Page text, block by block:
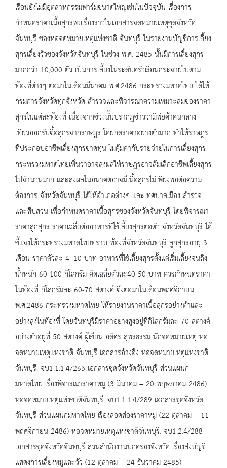
เรือนยังไม่มีอุตสาหกรรมฟาร์มขนาดใหญ่เช่นในปัจจุบัน เรื่องการ
กำหนดราคาเนื้อสุกรพบเรื่องราวในเอกสารจดหมายเหตุชุดจังหวัด
จันทบุรี ของหอจดหมายเหตุแห่งชาติ จันทบุรี ในรายงานบัญชีการเลี้ยง
สุกรเลี้ยงวัวของจังหวัดจันทบุรี ในช่วง พ.ศ. 2485 นั้นมีการเลี้ยงสุกร
มากกว่า 10,000 ตัว เป็นการเลี้ยงในระดับครัวเรือนกระจายไปตาม
ท้องที่ต่างๆ ต่อมาในเดือนมีนาคม พ.ศ.2486 กระทรวงมหาดไทย ได้ให้
กรมการจังหวัดทุกจังหวัด สำรวจและพิจารณาความเหมาะสมของราคา
สุกรในแต่ละท้องที่ เนื่องจากช่วงนั้นปรากฎข่าวว่ามีพ่อค้าคนกลาง
เที่ยวออกรับซื้อสุกรจากราษฎร โดยกดราคาอย่างต่ำมาก ทำให้ราษฎร
ที่ประกอบอาชีพเลี้ยงสุกรขาดทุน ไม่คุ้มค่ากับรายจ่ายในการเลี้ยงสุกร
กระทรวงมหาดไทยเห็นว่าอาจส่งผลให้ราษฎรอาจล้มเลิกอาชีพเลี้ยงสุกร
ไปจำนวนมาก และส่งผลในอนาคตอาจมีเนื้อสุกรไม่เพียงพอต่อความ
ต้องการ จังหวัดจันทบุรี ได้ให้อำเภอต่างๆ และเทศบาลเมือง สำรวจ
และสืบสวน เพื่อกำหนดราคาเนื้อสุกรของจังหวัดจันทบุรี โดยพิจารณา
ราคาลูกสุกร ราคาเฉลี่ยต่ออาหารที่ใช้เลี้ยงสุกรต่อตัว จังหวัดจันทบุรี ได้
ชี้แจงให้กระทรวงมหาดไทยทราบ ท้องที่จังหวัดจันทบุรี ลูกสุกรอายุ 3
เดือน ราคาตัวละ 4–10 บาท อาหารที่ใช้เลี้ยงสุกรตั้งแต่เริ่มเลี้ยงจนถึง
น้ำหนัก 60-100 กิโลกรัม คิดเฉลี่ยตัวละ40-50 บาท ควรกำหนดราคา
ในท้องที่ กิโลกรัมละ 60-70 สตางค์ ซึ่งต่อมาในเดือนพฤศจิกายน
พ.ศ.2486 กระทรวงมหาดไทย ให้รายงานราคาเนื้อสุกรอย่างต่ำและ
อย่างสูงในท้องที่ โดยจันทบุรีมีราคาอย่างสูงอยู่ที่กิโลกรัมละ 70 สตางค์
อย่างต่ำอยู่ที่ 50 สตางค์ ผู้เขียน อดิศร สุพรธรรม นักจดหมายเหตุ หอ
จดหมายเหตุแห่งชาติ จันทบุรี เอกสารอ้างอิง หอจดหมายเหตุแห่งชาติ
จันทบุรี. จบ1.1.1.4/263 เอกสารชุดจังหวัดจันทบุรี ส่วนแผนก
มหาดไทย เรื่องพิจารณาราคาหมู (3 มีนาคม – 20 พฤษภาคม 2486)
หอจดหมายเหตุแห่งชาติจันทบุรี. จบ1.1.1.4/289 เอกสารชุดจังหวัด
จันทบุรี ส่วนแผนกมหาดไทย เรื่องสอดส่องราคาหมู (22 ตุลาคม – 11
พฤศจิกายน 2486) หอจดหมายเหตุแห่งชาติจันทบุรี. จบ1.2.4/288
เอกสารชุดจังหวัดจันทบุรี ส่วนสำนักงานปกครองจังหวัด เรื่องส่งบัญชี
แสดงการเลี้ยงหมูและวัว (12 ตุลาคม – 24 ธันวาคม 2485)